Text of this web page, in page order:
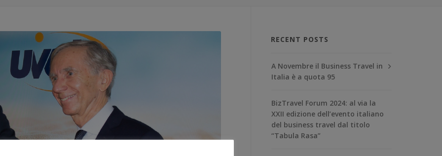
RECENT POSTS
A Novembre il Business Travel in
Italia è a quota 95
BizTravel Forum 2024: al via la
XXII edizione dell’evento italiano
del business travel dal titolo
“Tabula Rasa”